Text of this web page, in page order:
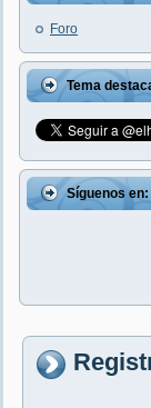
Foro
Tema
Síguenos en: